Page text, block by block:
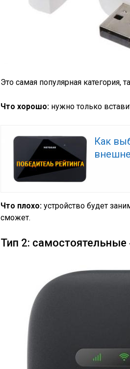
Это самая популярная категория,
Что хорошо: нужно только
Как
Что плохо: устройство будет
сможет.
Тип 2: самостоятельные